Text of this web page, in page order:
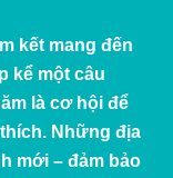
kết mang đến
kể một câu
là cơ hội để
Những địa
mới – đảm bảo